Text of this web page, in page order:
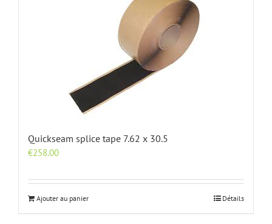
Quickseam splice tape 7.62 x 30.5
€258.00
Ajouter au panier Détails